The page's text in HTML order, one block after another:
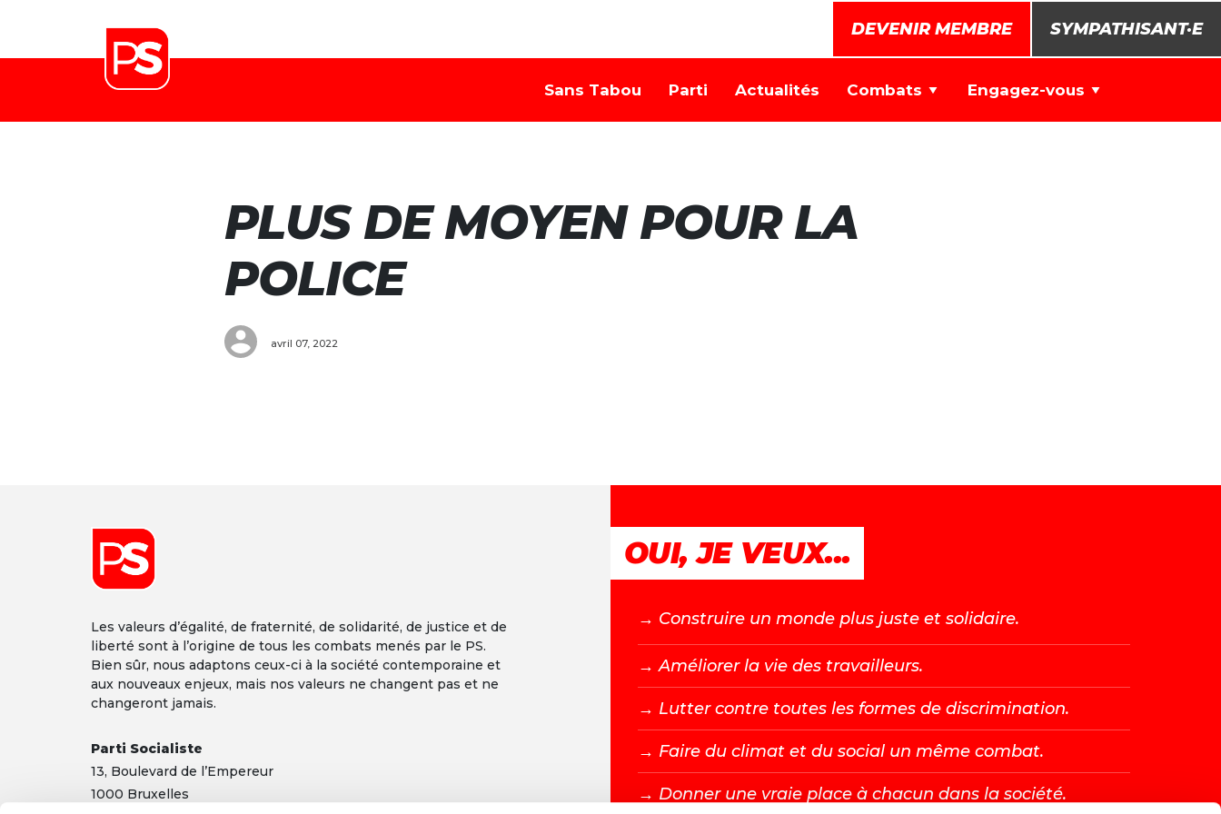
DEVENIR MEMBRE SYMPATHISANT·E
Sans Tabou Parti Actualités Combats Engagez-vous
PLUS DE MOYEN POUR LA
POLICE
avril 07, 2022
Les valeurs d’égalité, de fraternité, de solidarité, de justice et de
liberté sont à l’origine de tous les combats menés par le PS.
Bien sûr, nous adaptons ceux-ci à la société contemporaine et
aux nouveaux enjeux, mais nos valeurs ne changent pas et ne
changeront jamais.
Parti Socialiste
13, Boulevard de l’Empereur
1000 Bruxelles
OUI, JE VEUX...
→ Construire un monde plus juste et solidaire.
→ Améliorer la vie des travailleurs.
→ Lutter contre toutes les formes de discrimination.
→ Faire du climat et du social un même combat.
→ Donner une vraie place à chacun dans la société.